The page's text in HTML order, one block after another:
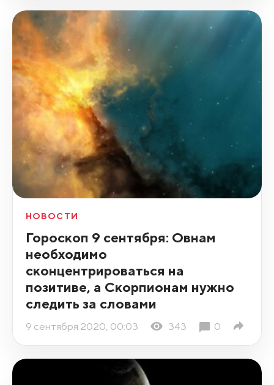
НОВОСТИ
Гороскоп 9 сентября: Овнам
необходимо
сконцентрироваться на
позитиве, а Скорпионам нужно
следить за словами
9 сентября 2020, 00:03 343 0